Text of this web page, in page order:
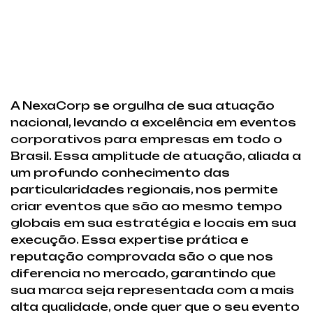
A NexaCorp se orgulha de sua atuação
nacional, levando a excelência em eventos
corporativos para empresas em todo o
Brasil. Essa amplitude de atuação, aliada a
um profundo conhecimento das
particularidades regionais, nos permite
criar eventos que são ao mesmo tempo
globais em sua estratégia e locais em sua
execução. Essa expertise prática e
reputação comprovada são o que nos
diferencia no mercado, garantindo que
sua marca seja representada com a mais
alta qualidade, onde quer que o seu evento